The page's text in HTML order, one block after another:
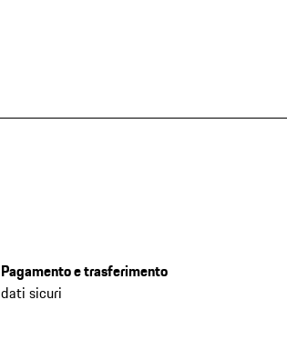
Pagamento e trasferimento
dati sicuri